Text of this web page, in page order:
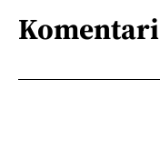
Komentari